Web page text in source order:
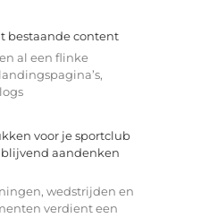
bestaande content
al een flinke
voor je sportclub
aandenken
wedstrijden en
verdient een